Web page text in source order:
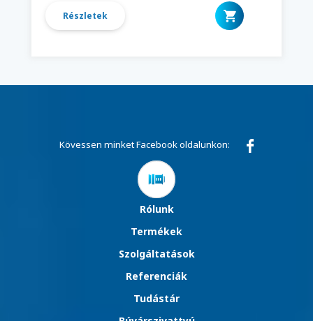
Részletek
Kövessen minket Facebook oldalunkon:
Rólunk
Termékek
Szolgáltatások
Referenciák
Tudástár